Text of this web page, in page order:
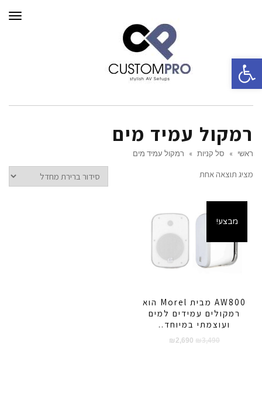
רמקול עמיד מים
ראשי » סל קניות » רמקול עמיד מים
מציג תוצאה אחת
מבצע!
AW800 מבית Morel הוא
רמקולים עמידים למים
ועוצמתי במיוחד..
₪3,490
המחיר₪ 2,690
המחיר
פתח סרגל נגישות